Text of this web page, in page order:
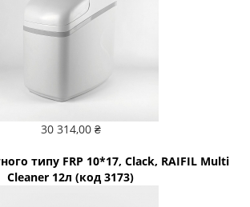
30 314,00 ₴
типу FRP 10*17, Clack, RAIFIL Multi
Cleaner 12л (код 3173)